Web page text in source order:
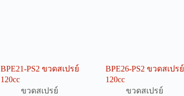
BPE21-PS2 ขวดสเปรย์
120cc
ขวดสเปรย์
BPE26-PS2 ขวดสเปรย์
120cc
ขวดสเปรย์